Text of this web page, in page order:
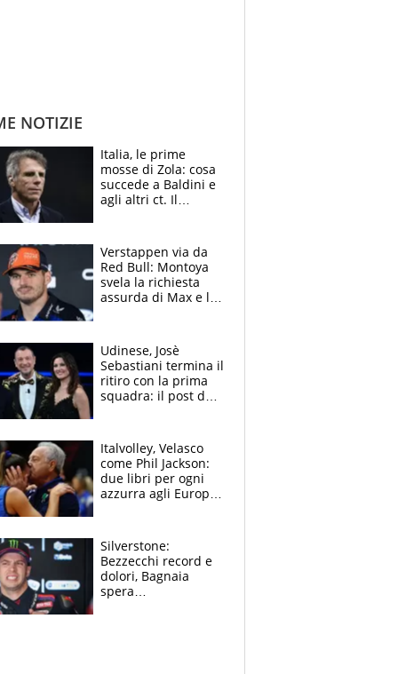
NOTIZIE
Italia, le prime
mosse di Zola: cosa
succede a Baldini e
agli altri ct. Il
azzurri
Verstappen via da
Red Bull: Montoya
svela la richiesta
assurda di Max e lo
McLaren siano
meglio?”
Udinese, Josè
Sebastiani termina il
ritiro con la prima
squadra: il post del
sfondo
Italvolley, Velasco
come Phil Jackson:
due libri per ogni
azzurra agli Europei.
Silverstone:
Bezzecchi record e
dolori, Bagnaia
spera